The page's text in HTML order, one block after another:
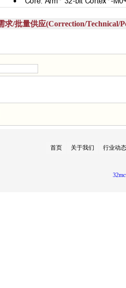
/批量供应(Correction/Technical/
首页 关于我们 行业动态